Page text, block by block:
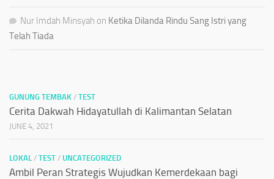
Nur Imdah Minsyah on Ketika Dilanda Rindu Sang Istri yang
Telah Tiada
GUNUNG TEMBAK / TEST
Cerita Dakwah Hidayatullah di Kalimantan Selatan
JUNE 4, 2021
LOKAL / TEST / UNCATEGORIZED
Ambil Peran Strategis Wujudkan Kemerdekaan bagi